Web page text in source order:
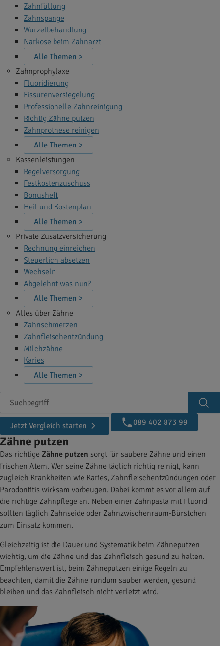
Zahnfüllung
Zahnspange
Wurzelbehandlung
Narkose beim Zahnarzt
Alle Themen >
Zahnprophylaxe
Fluoridierung
Fissurenversiegelung
Professionelle Zahnreinigung
Richtig Zähne putzen
Zahnprothese reinigen
Alle Themen >
Kassenleistungen
Regelversorgung
Festkostenzuschuss
Bonusheft
Heil und Kostenplan
Alle Themen >
Private Zusatzversicherung
Rechnung einreichen
Steuerlich absetzen
Wechseln
Abgelehnt was nun?
Alle Themen >
Alles über Zähne
Zahnschmerzen
Zahnfleischentzündung
Milchzähne
Karies
Alle Themen >
Suchbegriff
Jetzt Vergleich starten
089 402 873 99
Zähne putzen
Das richtige Zähne putzen sorgt für saubere Zähne und einen
frischen Atem. Wer seine Zähne täglich richtig reinigt, kann
zugleich Krankheiten wie Karies, Zahnfleischentzündungen oder
Parodontitis wirksam vorbeugen. Dabei kommt es vor allem auf
die richtige Zahnpflege an. Neben einer Zahnpasta mit Fluorid
sollten täglich Zahnseide oder Zahnzwischenraum-Bürstchen
zum Einsatz kommen.
Gleichzeitig ist die Dauer und Systematik beim Zähneputzen
wichtig, um die Zähne und das Zahnfleisch gesund zu halten.
Empfehlenswert ist, beim Zähneputzen einige Regeln zu
beachten, damit die Zähne rundum sauber werden, gesund
bleiben und das Zahnfleisch nicht verletzt wird.